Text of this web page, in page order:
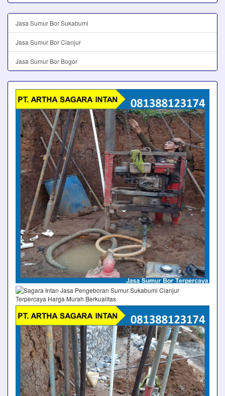
Jasa Sumur Bor Sukabumi
Jasa Sumur Bor Cianjur
Jasa Sumur Bor Bogor